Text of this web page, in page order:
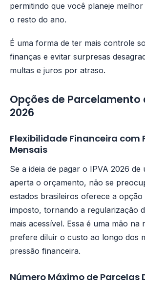
permitindo que você planeje
o resto do ano.
É uma forma de ter mais controle
finanças e evitar surpresas
multas e juros por atraso.
Opções de Parcelamento
2026
Flexibilidade Financeira com
Mensais
Se a ideia de pagar o IPVA 2026 de
aperta o orçamento, não se
estados brasileiros oferece a
imposto, tornando a regularização
mais acessível. Essa é uma mão na
prefere diluir o custo ao longo dos
pressão financeira.
Número Máximo de Parcelas